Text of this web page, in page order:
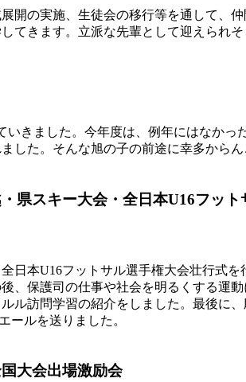
開の実施、生徒会の移行等を通して、仲
てきます。立派な先輩として迎えられそ
きました。今年度は、例年にはなかっ
した。そんな旭の子の前途に幸多からん
県スキー大会・全日本U16フッ
日本U16フットサル選手権大会壮行式を
、保護司の仕事や社会を明るくする運
ル訪問学習の紹介をしました。最後に、
ールを送りました。
大会出場激励会